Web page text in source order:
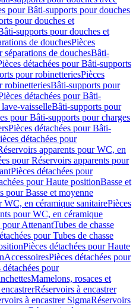
pour Bâti-supports pour douches
pour douches et
supports pour douches et
de douchesPièces
de douchesBâti-
détachées pour Bâti-supports
pour robinetteriesPièces
robinetteriesBâti-supports pour
détachées pour Bâti-
vaisselleBâti-supports pour
pour Bâti-supports pour charges
Pièces détachées pour Bâti-
détachées pour
apparents pour WC, en
pour Réservoirs apparents pour
Pièces détachées pour
pour Haute positionBasse et
pour Basse et moyenne
WC, en céramique sanitairePièces
pour WC, en céramique
pour AttenantTubes de chasse
pour Tubes de chasse
Pièces détachées pour Haute
AccessoiresPièces détachées pour
détachées pour
Mamelons, rosaces et
Réservoirs à encastrer
à encastrer SigmaRéservoirs